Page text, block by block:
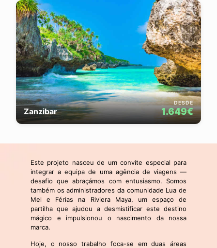
Zanzibar
DESDE
1.649€
Este projeto nasceu de um convite especial para
integrar a equipa de uma agência de viagens —
desafio que abraçámos com entusiasmo. Somos
também os administradores da comunidade Lua de
Mel e Férias na Riviera Maya, um espaço de
partilha que ajudou a desmistificar este destino
mágico e impulsionou o nascimento da nossa
marca.
Hoje, o nosso trabalho foca-se em duas áreas